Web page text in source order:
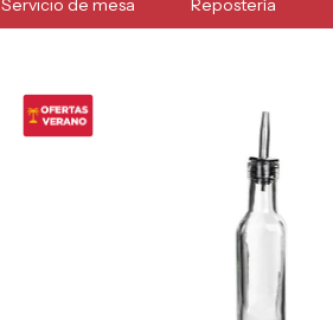
Servicio de mesa Repostería